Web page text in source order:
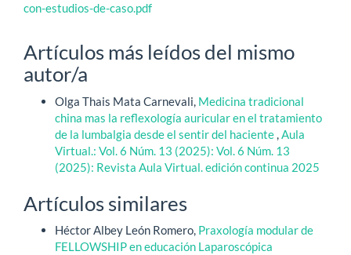
con-estudios-de-caso.pdf
Artículos más leídos del mismo
autor/a
Olga Thais Mata Carnevali, Medicina tradicional
china mas la reflexología auricular en el tratamiento
de la lumbalgia desde el sentir del haciente,Aula
Virtual.: Vol. 6 Núm. 13 (2025): Vol. 6 Núm. 13
(2025): Revista Aula Virtual. edición continua 2025
Artículos similares
Héctor Albey León Romero, Praxología modular de
FELLOWSHIP en educación Laparoscópica